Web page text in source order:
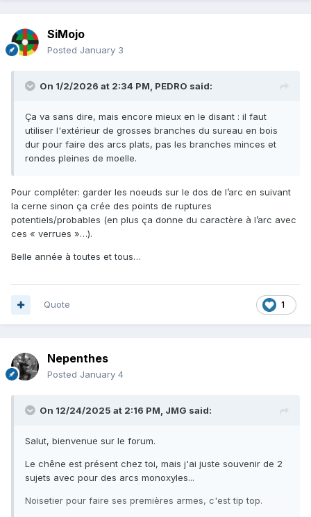
SiMojo
Posted January 3
On 1/2/2026 at 2:34 PM, PEDRO said:
Ça va sans dire, mais encore mieux en le disant : il faut
utiliser l'extérieur de grosses branches du sureau en bois
dur pour faire des arcs plats, pas les branches minces et
rondes pleines de moelle.
Pour compléter: garder les noeuds sur le dos de l’arc en suivant
la cerne sinon ça crée des points de ruptures
potentiels/probables (en plus ça donne du caractère à l’arc avec
ces « verrues »…).
Belle année à toutes et tous…
1
Quote
Nepenthes
Posted January 4
On 12/24/2025 at 2:16 PM, JMG said:
Salut, bienvenue sur le forum.
Le chêne est présent chez toi, mais j'ai juste souvenir de 2
sujets avec pour des arcs monoxyles...
Noisetier pour faire ses premières armes, c'est tip top.